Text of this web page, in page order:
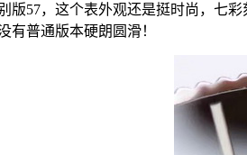
版57，这个表外观还是挺时尚，七
有普通版本硬朗圆滑！